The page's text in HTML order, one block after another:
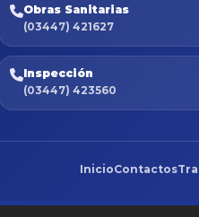
Obras Sanitarias
(03447) 421627
Inspección
(03447) 423560
InicioContactos